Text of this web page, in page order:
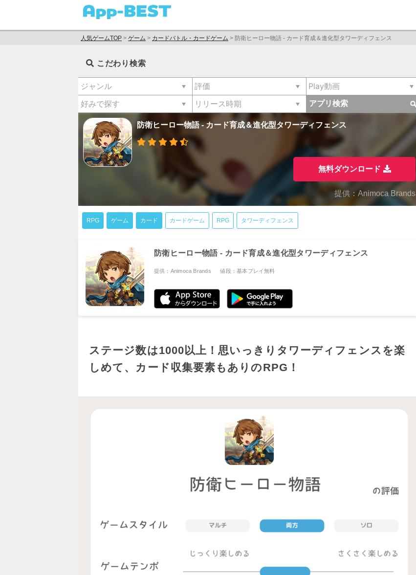
人気ゲームTOP > ゲーム > カードバトル・カードゲーム > 防衛ヒーロー物語 - カード育成＆進化型タワーディフェンス
こだわり検索
アプリ検索
防衛ヒーロー物語 - カード育成＆進化型タワーディフェンス
無料ダウンロード
提供：Animoca Brands
RPG ゲーム カード カードゲーム RPG タワーディフェンス
防衛ヒーロー物語 - カード育成＆進化型タワーディフェンス
提供：Animoca Brands 値段：基本プレイ無料
ステージ数は1000以上！思いっきりタワーディフェンスを楽
しめて、カード収集要素もありのRPG！